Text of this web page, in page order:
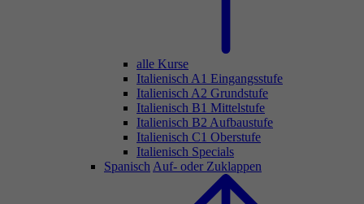
alle Kurse
Italienisch A1 Eingangsstufe
Italienisch A2 Grundstufe
Italienisch B1 Mittelstufe
Italienisch B2 Aufbaustufe
Italienisch C1 Oberstufe
Italienisch Specials
Spanisch Auf- oder Zuklappen